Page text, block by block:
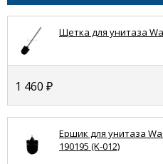
Щетка для унитаза
1 460 ₽
Ершик для унитаза
190195 (K-012)